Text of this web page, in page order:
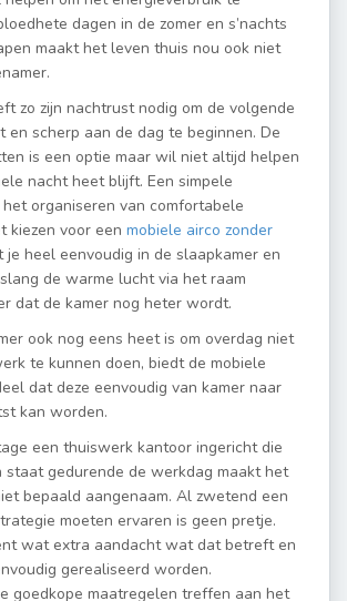
dagen in de zomer en s’nachts
maakt het leven thuis nou ook niet
zo zijn nachtrust nodig om de volgende
en scherp aan de dag te beginnen. De
is een optie maar wil niet altijd helpen
nacht heet blijft. Een simpele
organiseren van comfortabele
kiezen voor een mobiele airco zonder
je heel eenvoudig in de slaapkamer en
de warme lucht via het raam
dat de kamer nog heter wordt.
ook nog eens heet is om overdag niet
te kunnen doen, biedt de mobiele
dat deze eenvoudig van kamer naar
kan worden.
een thuiswerk kantoor ingericht die
staat gedurende de werkdag maakt het
bepaald aangenaam. Al zwetend een
moeten ervaren is geen pretje.
wat extra aandacht wat dat betreft en
gerealiseerd worden.
goedkope maatregelen treffen aan het